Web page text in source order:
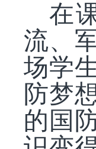
在
流、
场学
防梦
的国